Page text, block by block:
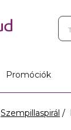
Promóciók
Szempillaspirál